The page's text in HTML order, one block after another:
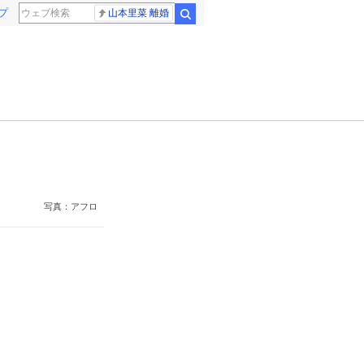
山本里菜 離婚
写真：アフロ